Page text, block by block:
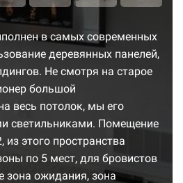
в самых современных
деревянных панелей,
Не смотря на старое
большой
весь потолок, мы его
светильниками. Помещение
этого пространства
по 5 мест, для бровистов
зона ожидания, зона